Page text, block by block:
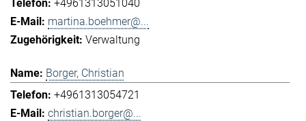
+4961313051040
martina.boehmer@...
Verwaltung
Borger, Christian
+4961313054721
christian.borger@...